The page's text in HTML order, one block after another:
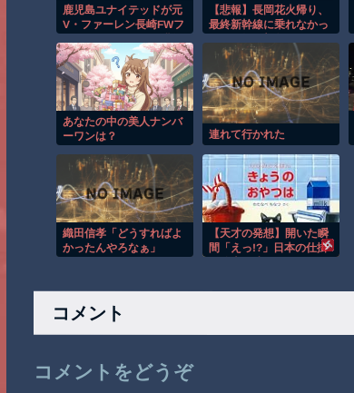
鹿児島ユナイテッドが元
V・ファーレン長崎FWフ
へ 2023年のJ2得点王
【悲報】長岡花火帰り、
最終新幹線に乗れなかっ
あなたの中の美人ナンバ
ーワンは？ 連れて行かれた
織田信孝「どうすればよ
かったんやろなぁ」
【天才の発想】開いた瞬
間「えっ!?」日本の仕掛
コメント
コメントをどうぞ